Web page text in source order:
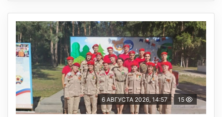
6 АВГУСТА 2026, 14:57 15